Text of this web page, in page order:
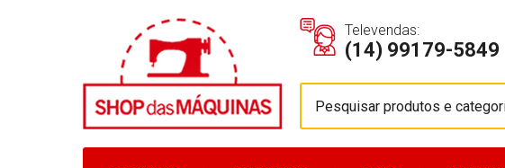
Televendas:
(14) 99179-5849